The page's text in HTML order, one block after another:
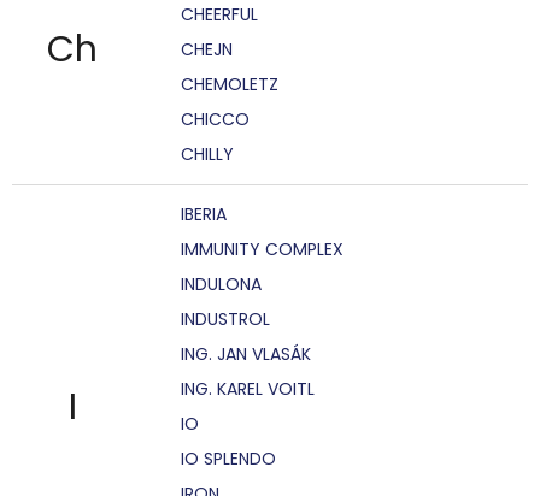
Ch
CHEERFUL
CHEJN
CHEMOLETZ
CHICCO
CHILLY
I
IBERIA
IMMUNITY COMPLEX
INDULONA
INDUSTROL
ING. JAN VLASÁK
ING. KAREL VOITL
IO
IO SPLENDO